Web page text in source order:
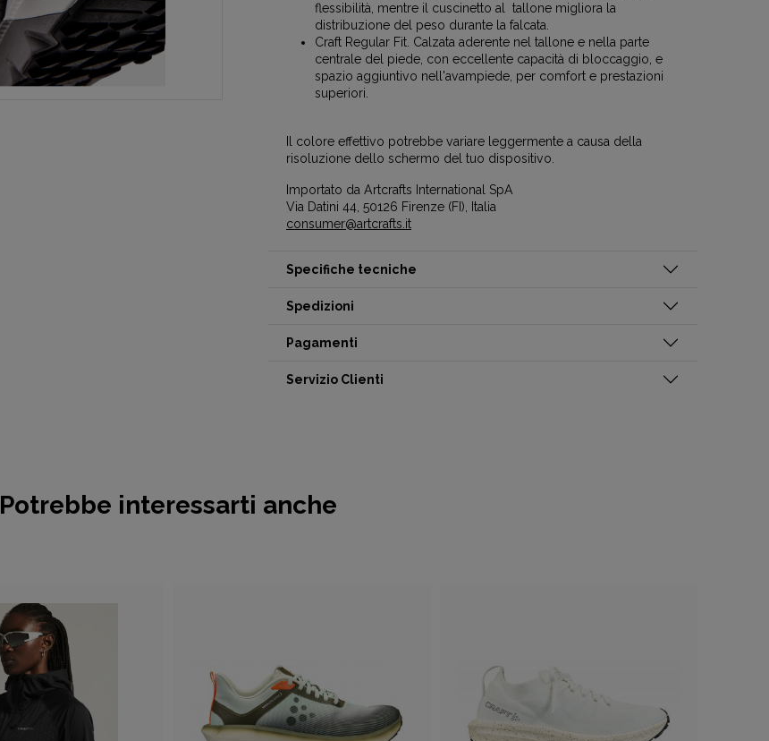
flessibilità, mentre il cuscinetto al tallone migliora la
distribuzione del peso durante la falcata.
Craft Regular Fit. Calzata aderente nel tallone e nella parte
centrale del piede, con eccellente capacità di bloccaggio, e
spazio aggiuntivo nell'avampiede, per comfort e prestazioni
superiori.
Il colore effettivo potrebbe variare leggermente a causa della
risoluzione dello schermo del tuo dispositivo.
Importato da Artcrafts International SpA
Via Datini 44, 50126 Firenze (FI), Italia
consumer@artcrafts.it
Specifiche tecniche
Spedizioni
Pagamenti
Servizio Clienti
Potrebbe interessarti anche